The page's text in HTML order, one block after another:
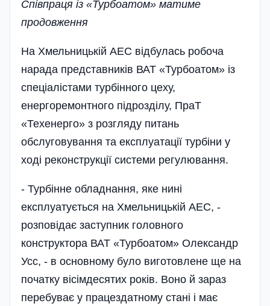
Спiвпраця iз «Турбоатом» матиме
продовження
На Хмельницькій АЕС відбулась робоча
нарада представників ВАТ «Турбоатом» із
спеціалістами турбінного цеху,
енергоремонтного підрозділу, ПраТ
«Техенерго» з розгляду питань
обслуговування та експлуатації турбіни у
ході реконструкції системи регулювання.
- Турбінне обладнання, яке нині
експлуатується на Хмельницькій АЕС, -
розповідає заступник головного
конструктора ВАТ «Турбоатом» Олександр
Усс, - в основному було виготовлене ще на
початку вісімдесятих років. Воно й зараз
перебуває у працездатному стані і має